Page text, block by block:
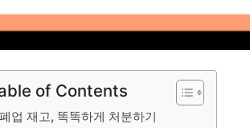
of Contents
폐업 재고, 똑똑하게 처분하기